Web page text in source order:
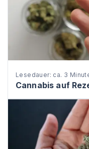
Lesedauer: ca. 3
Cannabis auf